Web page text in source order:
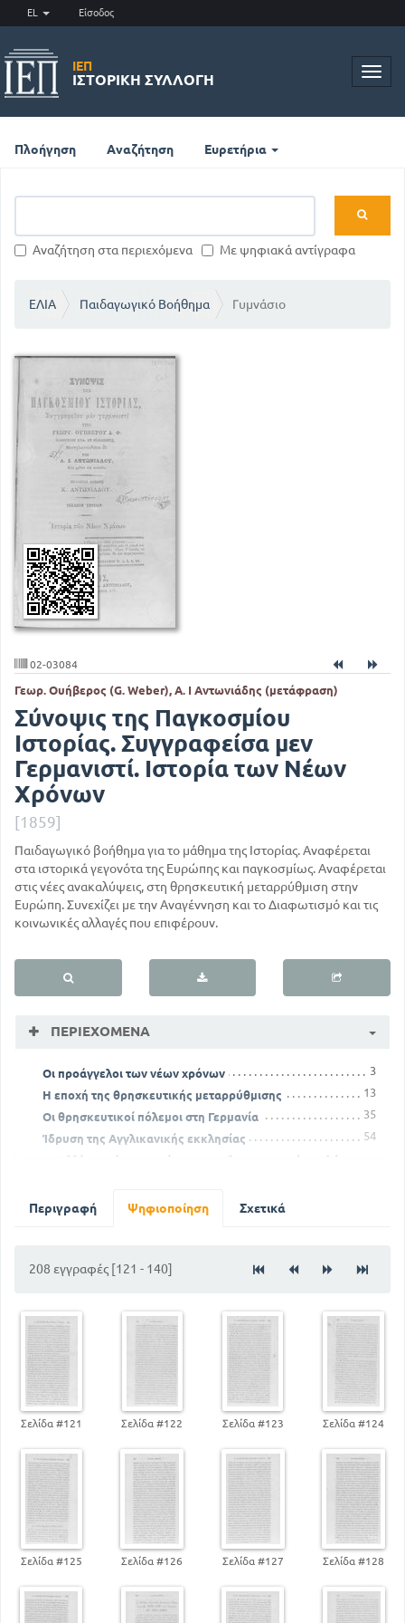
EL Είσοδος
ΙΕΠ
ΙΣΤΟΡΙΚΉ ΣΥΛΛΟΓΉ
Πλοήγηση Αναζήτηση Ευρετήρια
Αναζήτηση στα περιεχόμενα Με ψηφιακά αντίγραφα
ΕΛΙΑ Παιδαγωγικό Βοήθημα Γυμνάσιο
02-03084
Γεωρ. Ουήβερος (G. Weber), Α. Ι Αντωνιάδης (μετάφραση)
Σύνοψις της Παγκοσμίου
Ιστορίας. Συγγραφείσα μεν
Γερμανιστί. Ιστορία των Νέων
Χρόνων
[1859]
Παιδαγωγικό βοήθημα για το μάθημα της Ιστορίας. Αναφέρεται
στα ιστορικά γεγονότα της Ευρώπης και παγκοσμίως. Αναφέρεται
στις νέες ανακαλύψεις, στη θρησκευτική μεταρρύθμιση στην
Ευρώπη. Συνεχίζει με την Αναγέννηση και το Διαφωτισμό και τις
κοινωνικές αλλαγές που επιφέρουν.
ΠΕΡΙΕΧΌΜΕΝΑ
Οι προάγγελοι των νέων χρόνων
3
Η εποχή της θρησκευτικής μεταρρύθμισης
13
Οι θρησκευτικοί πόλεμοι στη Γερμανία
35
Ίδρυση της Αγγλικανικής εκκλησίας
54
Η Γαλλία κατά τους χρόνους των θρησκευτικών πολέμων
Στουάρτων
Περιγραφή Ψηφιοποίηση Σχετικά
208 εγγραφές [121 - 140]
Σελίδα #121 Σελίδα #122 Σελίδα #123 Σελίδα #124
Σελίδα #125 Σελίδα #126 Σελίδα #127 Σελίδα #128